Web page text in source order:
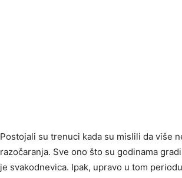
Postojali su trenuci kada su mislili da više
razočaranja. Sve ono što su godinama
je svakodnevica. Ipak, upravo u tom